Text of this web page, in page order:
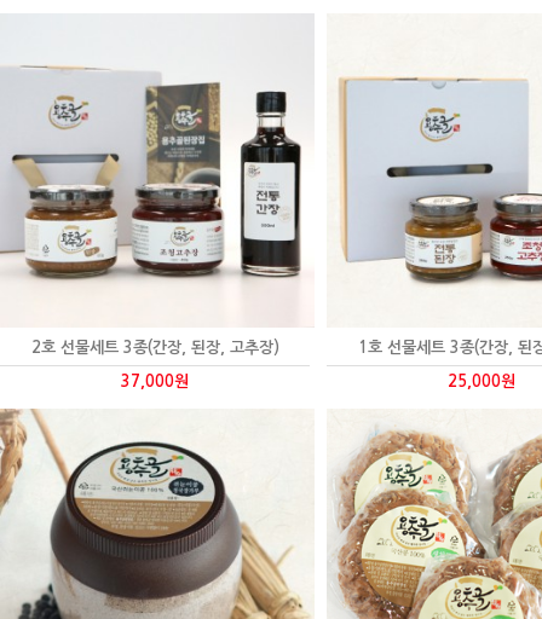
2호 선물세트 3종(간장, 된장, 고추장)
37,000원
1호 선물세트 3종(간장, 된
25,000원